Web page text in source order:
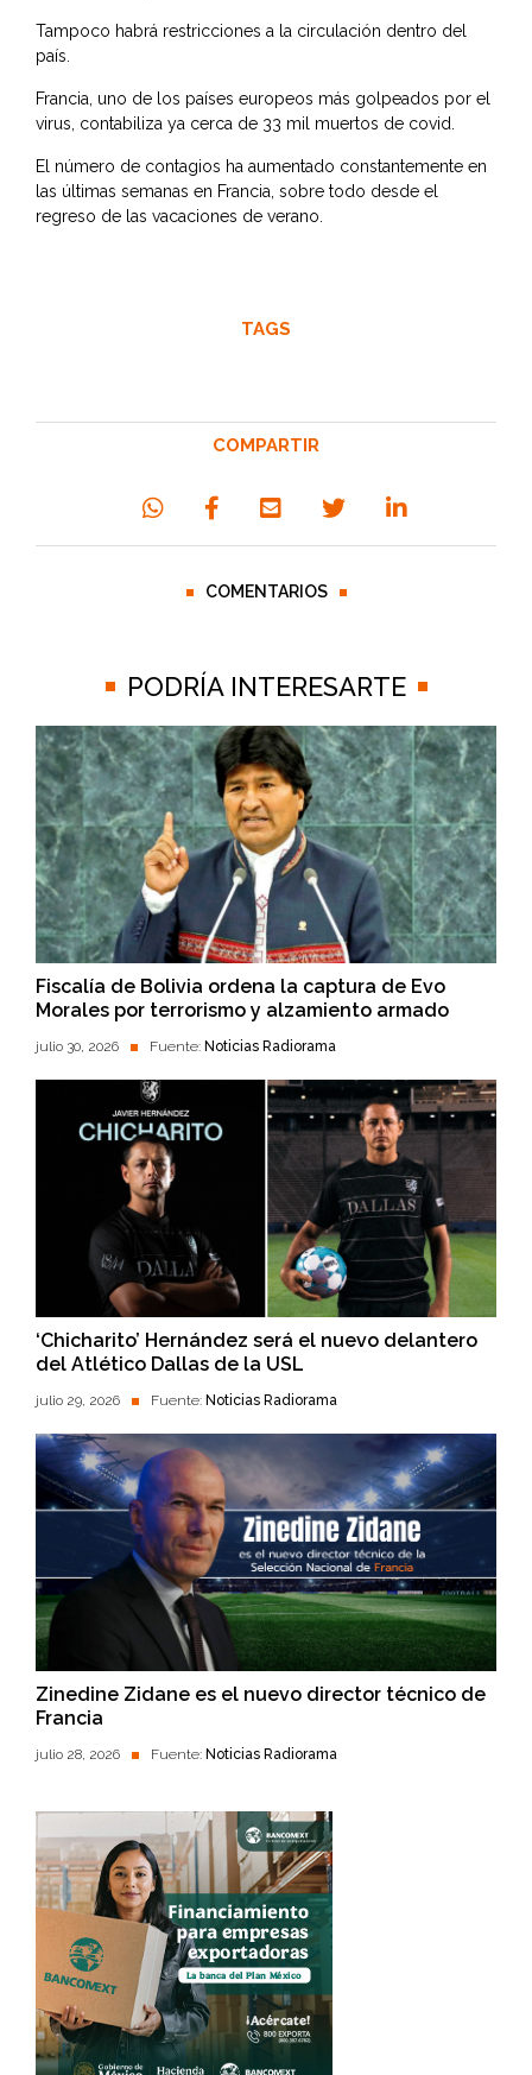
Tampoco habrá restricciones a la circulación dentro del
país.
Francia, uno de los países europeos más golpeados por el
virus, contabiliza ya cerca de 33 mil muertos de covid.
El número de contagios ha aumentado constantemente en
las últimas semanas en Francia, sobre todo desde el
regreso de las vacaciones de verano.
TAGS
COMPARTIR
COMENTARIOS
PODRÍA INTERESARTE
Fiscalía de Bolivia ordena la captura de Evo
Morales por terrorismo y alzamiento armado
julio 30, 2026 Fuente: Noticias Radiorama
‘Chicharito’ Hernández será el nuevo delantero
del Atlético Dallas de la USL
julio 29, 2026 Fuente: Noticias Radiorama
Zinedine Zidane es el nuevo director técnico de
Francia
julio 28, 2026 Fuente: Noticias Radiorama